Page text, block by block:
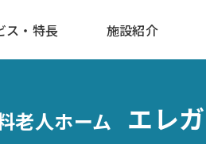
ス・特長 施設紹介
老人ホーム エレ